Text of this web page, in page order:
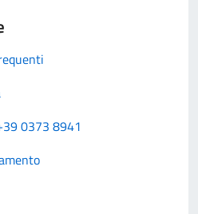
0373 8941